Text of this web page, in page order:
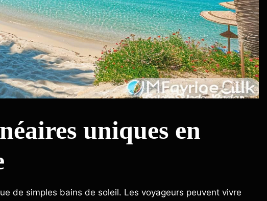
uniques en
de simples bains de soleil. Les voyageurs peuvent vivre